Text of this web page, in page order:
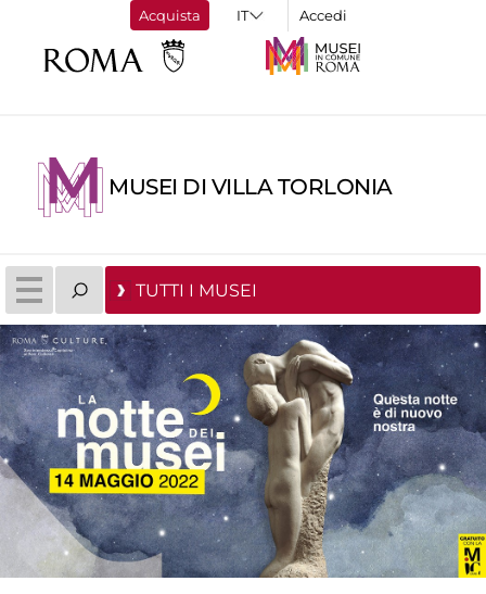
Acquista Accedi
MUSEI DI VILLA TORLONIA
TUTTI I MUSEI